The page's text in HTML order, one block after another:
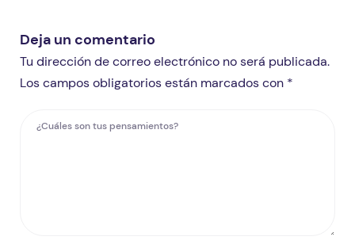
Deja un comentario
Tu dirección de correo electrónico no será publicada.
Los campos obligatorios están marcados con *